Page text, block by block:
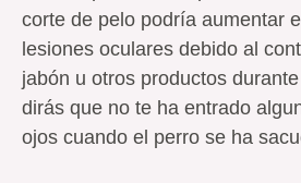
corte de pelo podría aumentar
lesiones oculares debido al
jabón u otros productos
dirás que no te ha entrado
ojos cuando el perro se ha